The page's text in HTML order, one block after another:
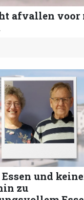
afvallen voor
und
zu